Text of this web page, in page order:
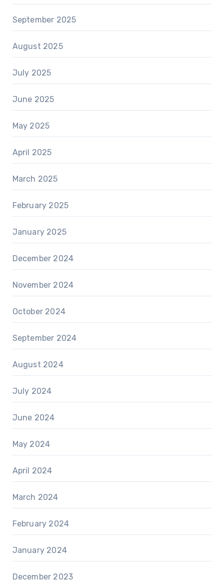
September 2025
August 2025
July 2025
June 2025
May 2025
April 2025
March 2025
February 2025
January 2025
December 2024
November 2024
October 2024
September 2024
August 2024
July 2024
June 2024
May 2024
April 2024
March 2024
February 2024
January 2024
December 2023